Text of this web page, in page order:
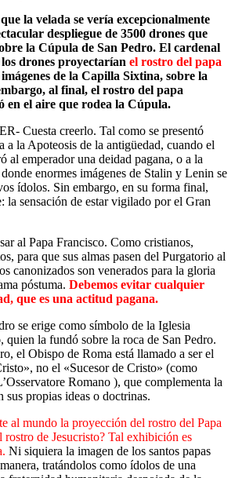
la velada se vería excepcionalmente
despliegue de 3500 drones que
la Cúpula de San Pedro. El cardenal
drones proyectarían el rostro del papa
de la Capilla Sixtina, sobre la
al final, el rostro del papa
en el aire que rodea la Cúpula.
Cuesta creerlo. Tal como se presentó
a la Apoteosis de la antigüedad, cuando el
al emperador una deidad pagana, o a la
enormes imágenes de Stalin y Lenin se
ídolos. Sin embargo, en su forma final,
la sensación de estar vigilado por el Gran
al Papa Francisco. Como cristianos,
para que sus almas pasen del Purgatorio al
canonizados son venerados para la gloria
póstuma. Debemos evitar cualquier
que es una actitud pagana.
se erige como símbolo de la Iglesia
quien la fundó sobre la roca de San Pedro.
el Obispo de Roma está llamado a ser el
no el «Sucesor de Cristo» (como
Romano ), que complementa la
propias ideas o doctrinas.
al mundo la proyección del rostro del Papa
de Jesucristo? Tal exhibición es
Ni siquiera la imagen de los santos papas
tratándolos como ídolos de una